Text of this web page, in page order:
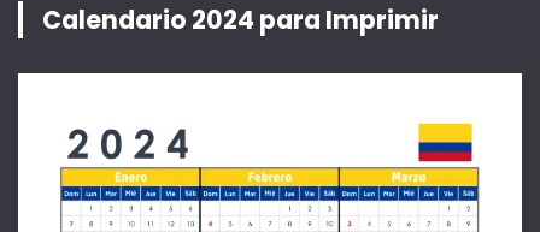
Calendario 2024 para Imprimir